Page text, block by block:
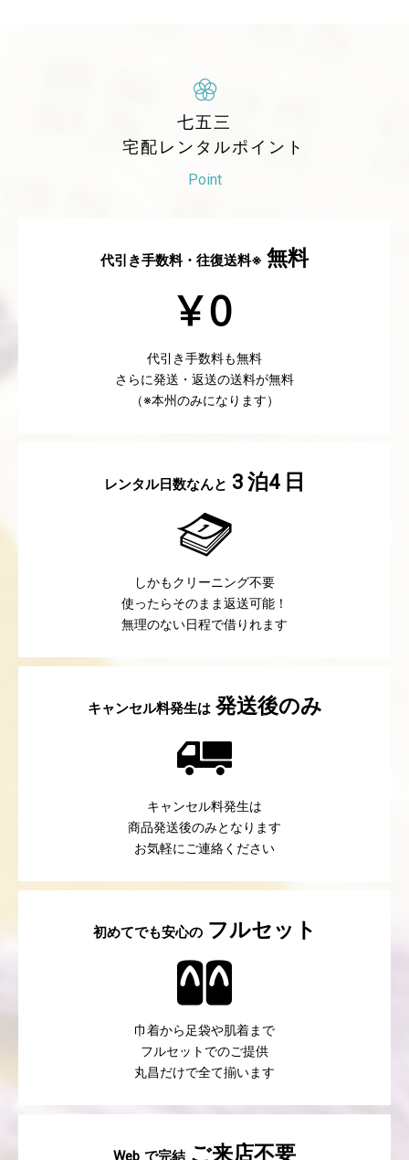
七五三
宅配レンタルポイント
Point
代引き手数料・往復送料※ 無料
代引き手数料も無料
さらに発送・返送の送料が無料
（※本州のみになります）
レンタル日数なんと 3 泊4 日
しかもクリーニング不要
使ったらそのまま返送可能！
無理のない日程で借りれます
キャンセル料発生は 発送後のみ
キャンセル料発生は
商品発送後のみとなります
お気軽にご連絡ください
初めてでも安心の フルセット
巾着から足袋や肌着まで
フルセットでのご提供
丸昌だけで全て揃います
Web で完結 ご来店不要